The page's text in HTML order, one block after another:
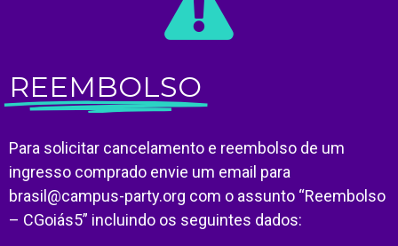
REEMBOLSO
Para solicitar cancelamento e reembolso de um
ingresso comprado envie um email para
brasil@campus-party.org com o assunto “Reembolso
– CGoiás5” incluindo os seguintes dados: